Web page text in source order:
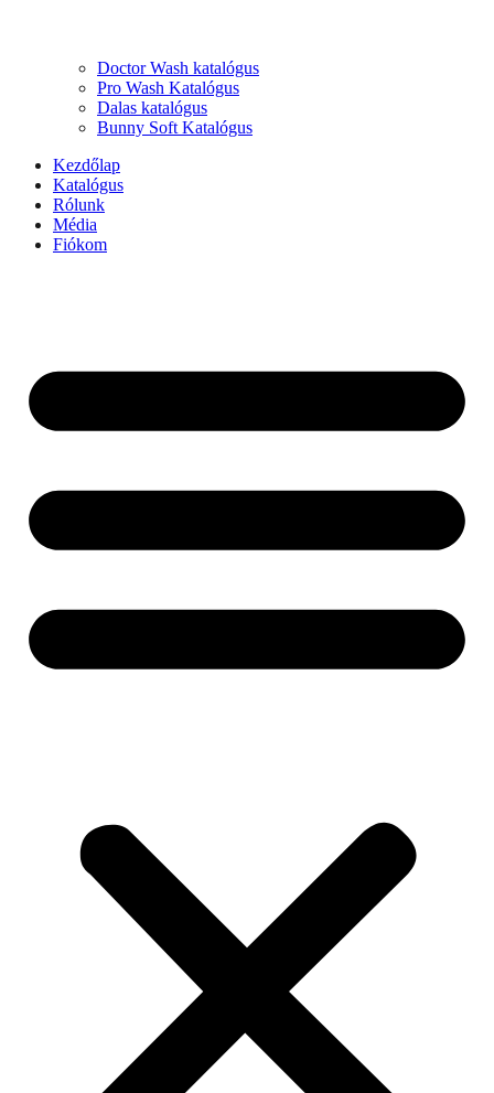
Doctor Wash katalógus
Pro Wash Katalógus
Dalas katalógus
Bunny Soft Katalógus
Kezdőlap
Katalógus
Rólunk
Média
Fiókom